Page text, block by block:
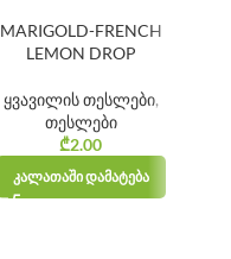
MARIGOLD-FRENCH
LEMON DROP
ყვავილის თესლები,
თესლები
₾2.00
ᲙᲐᲚᲐᲗᲐᲨᲘ ᲓᲐᲛᲐᲢᲔᲑᲐ